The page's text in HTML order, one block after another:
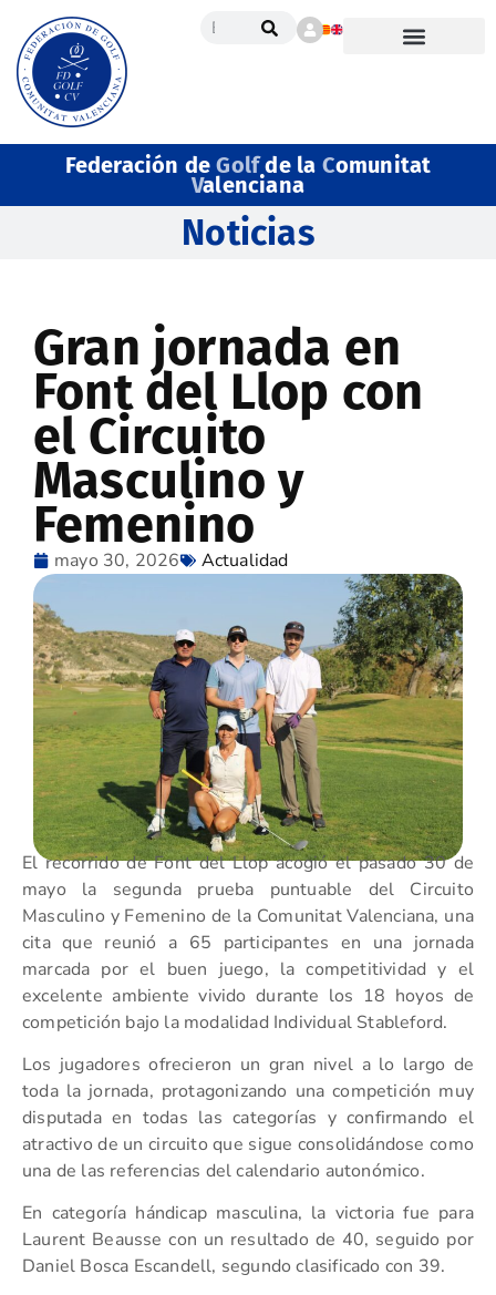
Federación deGolfde la Comunitat
Valenciana
Noticias
Gran jornada en
Font del Llop con
el Circuito
Masculino y
Femenino
mayo 30, 2026 Actualidad
El recorrido de Font del Llop acogió el pasado 30 de
mayo la segunda prueba puntuable del Circuito
Masculino y Femenino de la Comunitat Valenciana, una
cita que reunió a 65 participantes en una jornada
marcada por el buen juego, la competitividad y el
excelente ambiente vivido durante los 18 hoyos de
competición bajo la modalidad Individual Stableford.
Los jugadores ofrecieron un gran nivel a lo largo de
toda la jornada, protagonizando una competición muy
disputada en todas las categorías y confirmando el
atractivo de un circuito que sigue consolidándose como
una de las referencias del calendario autonómico.
En categoría hándicap masculina, la victoria fue para
Laurent Beausse con un resultado de 40, seguido por
Daniel Bosca Escandell, segundo clasificado con 39.